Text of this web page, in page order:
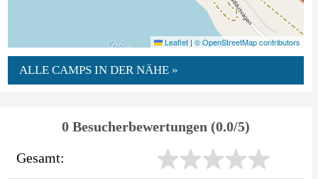
Leaflet | © OpenStreetMap contributors
ALLE CAMPS IN DER NÄHE »
0 Besucherbewertungen (0.0/5)
Gesamt: